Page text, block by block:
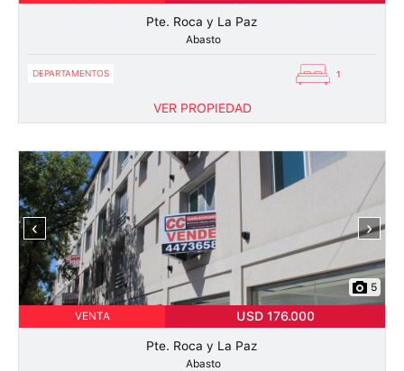
Pte. Roca y La Paz
Abasto
DEPARTAMENTOS 1
VER PROPIEDAD
‹ ›
5
VENTA USD 176.000
Pte. Roca y La Paz
Abasto